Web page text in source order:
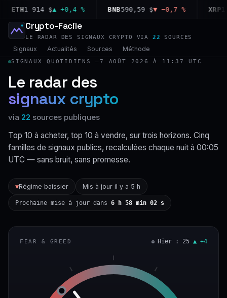
ETH1 914 $▲ +0,4 % BNB590,59 $▼ −0,7 % XRP
Crypto-Facile
LE RADAR DES SIGNAUX CRYPTO VIA 22 SOURCES
Signaux Actualités Sources Méthode
SIGNAUX QUOTIDIENS —7 AOÛT 2026 À 11:37 UTC
Le radar des
signaux crypto
via 22 sources publiques
Top 10 à acheter, top 10 à vendre, sur trois horizons. Cinq
familles de signaux publics, recalculées chaque nuit à 00:05
UTC — sans bruit, sans promesse.
▼Régime baissier Mis à jour il y a 5 h
Prochaine mise à jour dans 6 h 58 min 01 s
FEAR & GREED Hier : 25 ▲ +4